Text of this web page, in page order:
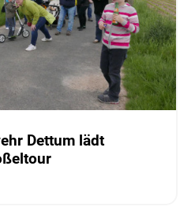
Dettum lädt